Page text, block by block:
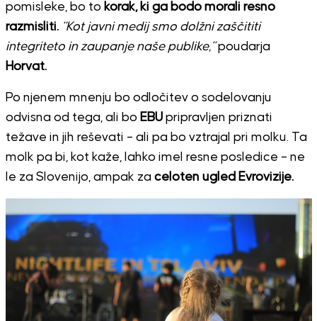
pomisleke, bo to korak, ki ga bodo morali resno
razmisliti. “Kot javni medij smo dolžni zaščititi
integriteto in zaupanje naše publike,”poudarja
Horvat.
Po njenem mnenju bo odločitev o sodelovanju
odvisna od tega, ali bo EBUpripravljen priznati
težave in jih reševati – ali pa bo vztrajal pri molku. Ta
molk pa bi, kot kaže, lahko imel resne posledice – ne
le za Slovenijo, ampak za celoten ugled Evrovizije.